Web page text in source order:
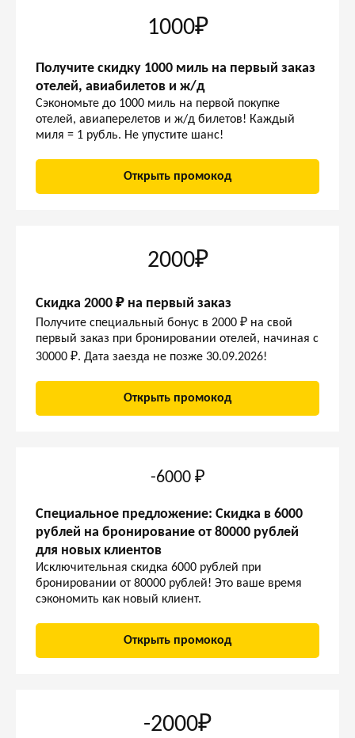
1000₽
Получите скидку 1000 миль на первый заказ
отелей, авиабилетов и ж/д
Сэкономьте до 1000 миль на первой покупке
отелей, авиаперелетов и ж/д билетов! Каждый
миля = 1 рубль. Не упустите шанс!
Открыть промокод
2000₽
Скидка 2000 ₽ на первый заказ
Получите специальный бонус в 2000 ₽ на свой
первый заказ при бронировании отелей, начиная с
30000 ₽. Дата заезда не позже 30.09.2026!
Открыть промокод
-6000 ₽
Специальное предложение: Скидка в 6000
рублей на бронирование от 80000 рублей
для новых клиентов
Исключительная скидка 6000 рублей при
бронировании от 80000 рублей! Это ваше время
сэкономить как новый клиент.
Открыть промокод
-2000₽